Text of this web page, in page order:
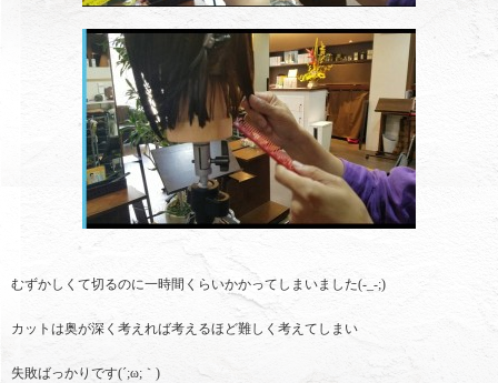
むずかしくて切るのに一時間くらいかかってしまいました(-_-;)
カットは奥が深く考えれば考えるほど難しく考えてしまい
失敗ばっかりです(´;ω;｀)